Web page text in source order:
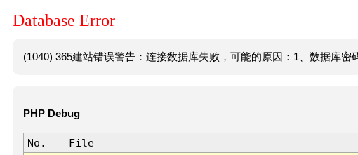
Database Error
(1040) 365建站错误警告：连接数据库失败，可能的原因：1、数据库密
PHP Debug
No. File